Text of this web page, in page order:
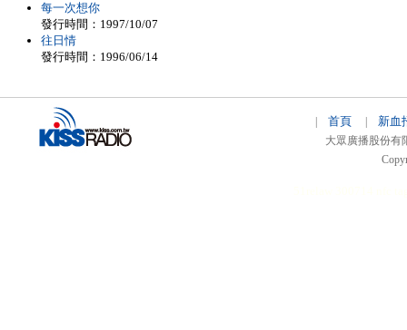
每一次想你
發行時間：1997/10/07
往日情
發行時間：1996/06/14
| 首頁| 新血
大眾廣播股份有